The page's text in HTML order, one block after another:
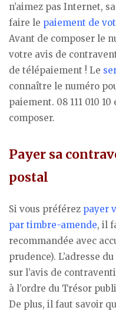
n’aimez pas Internet,
faire le paiement de
Avant de composer le
votre avis de
de télépaiement ! Le
connaître le numéro
paiement. 08 111 010
composer.
Payer sa
postal
Si vous préférez payer
par timbre-amende, il
recommandée avec
prudence). L’adresse
sur l’avis de
à l’ordre du Trésor
De plus, il faut savoir